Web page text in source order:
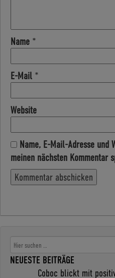
Name *
E-Mail *
Website
Name, E-Mail-Adresse und
meinen nächsten Kommentar
NEUESTE BEITRÄGE
Coboc blickt mit